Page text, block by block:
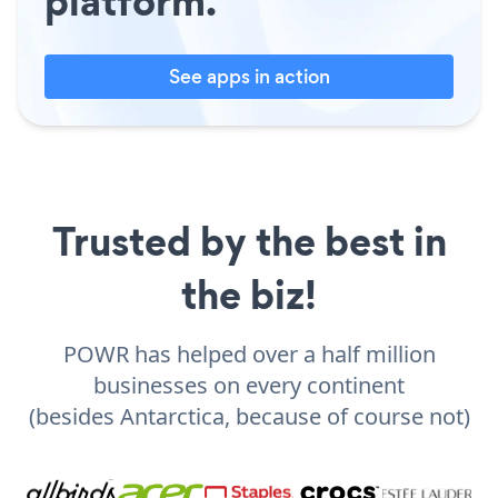
See apps in action
Trusted by the best in
the biz!
POWR has helped over a half million
businesses on every continent
(besides Antarctica, because of course not)